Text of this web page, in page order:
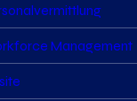
Management